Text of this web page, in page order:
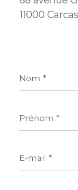
11000
*
*
mail
*